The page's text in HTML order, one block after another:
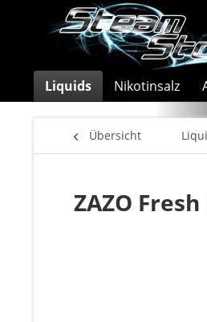
Liquids Nikotinsalz
Übersicht
ZAZO